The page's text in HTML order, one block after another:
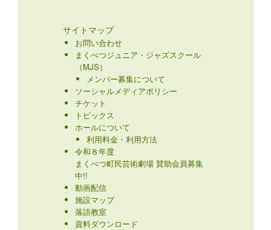
サイトマップ
お問い合わせ
まくべつジュニア・ジャズスクール
（MJS）
メンバー募集について
ソーシャルメディアポリシー
チケット
トピックス
ホールについて
利用料金・利用方法
令和８年度
まくべつ町民芸術劇場 賛助会員募集
中!!
動画配信
施設マップ
落語教室
資料ダウンロード